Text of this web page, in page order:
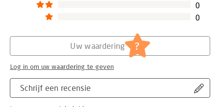
0
0
Schrijf een recensie
Uw waardering ?
Log in om uw waardering te geven